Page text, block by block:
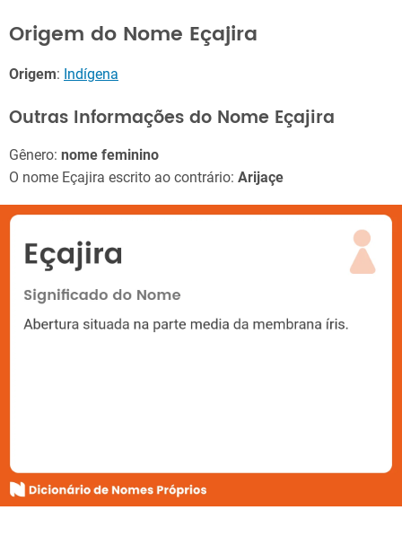
Origem do Nome Eçajira
Origem: Indígena
Outras Informações do Nome Eçajira
Gênero: nome feminino
O nome Eçajira escrito ao contrário: Arijaçe